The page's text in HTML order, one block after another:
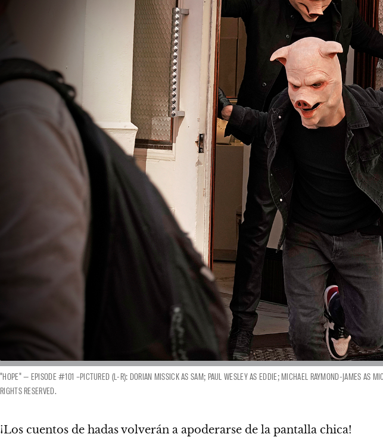
"HOPE" — EPISODE #101 –PICTURED (L-R): DORIAN MISSICK AS SAM; PAUL WESLEY AS EDDIE; MICHAEL RAYMOND-JAMES AS
RIGHTS RESERVED.
¡Los cuentos de hadas volverán a apoderarse de la pantalla chica!